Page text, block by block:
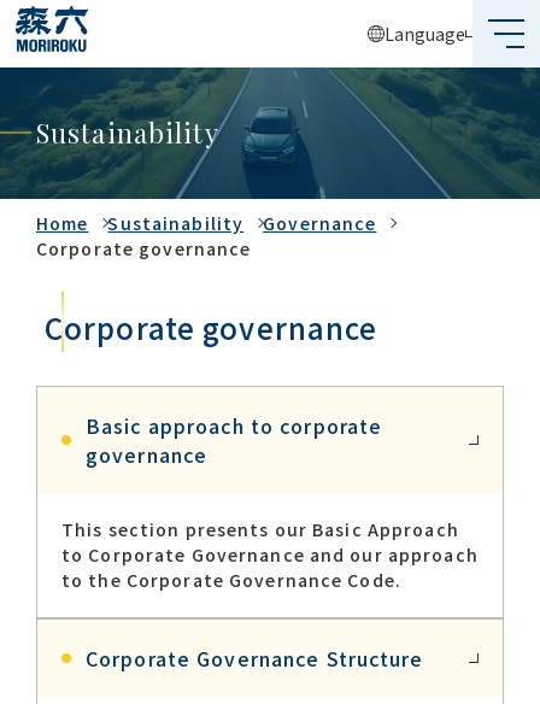
Language
What's MORIROKU?
About Us
Business
Investors
Sustainability
Home Sustainability
Governance
Corporate governance
Corporate governance
Basic approach to corporate
governance
This section presents our Basic Approach
to Corporate Governance and our approach
to the Corporate Governance Code.
Corporate Governance Structure​